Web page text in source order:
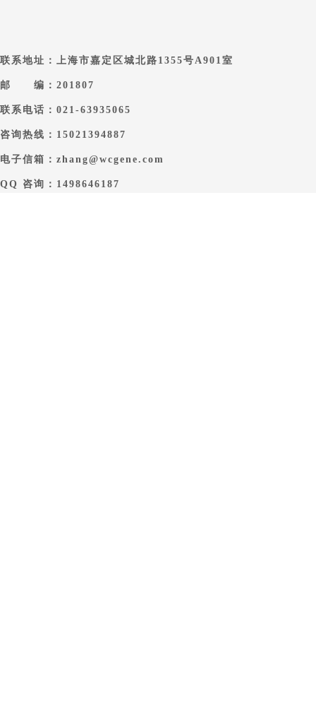
联系地址：上海市嘉定区城北路1355号A901室
邮 编：201807
联系电话：021-63935065
咨询热线：15021394887
电子信箱：zhang@wcgene.com
QQ 咨询：1498646187